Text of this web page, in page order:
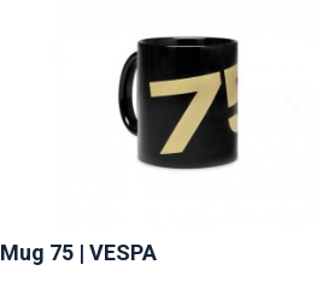
Mug 75 | VESPA